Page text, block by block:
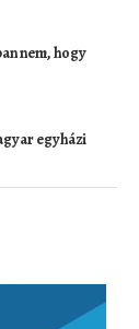
nem, hogy
egyházi